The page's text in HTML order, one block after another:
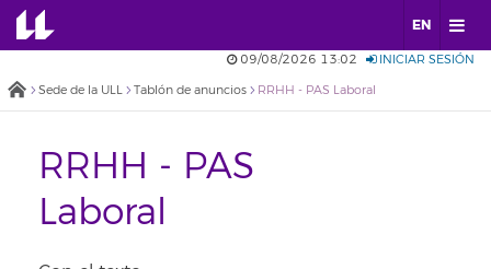
EN
09/08/2026 13:02 INICIAR SESIÓN
Sede de la ULL Tablón de anuncios RRHH - PAS Laboral
RRHH - PAS
Laboral